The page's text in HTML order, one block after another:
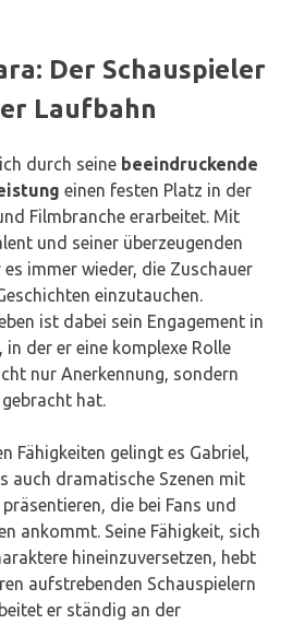
Der Schauspieler
Laufbahn
durch seine beeindruckende
einen festen Platz in der
Filmbranche erarbeitet. Mit
und seiner überzeugenden
immer wieder, die Zuschauer
einzutauchen.
ist dabei sein Engagement in
, in der er eine komplexe Rolle
nur Anerkennung, sondern
hat.
Fähigkeiten gelingt es Gabriel,
auch dramatische Szenen mit
die bei Fans und
ankommt. Seine Fähigkeit, sich
hineinzuversetzen, hebt
aufstrebenden Schauspielern
er ständig an der